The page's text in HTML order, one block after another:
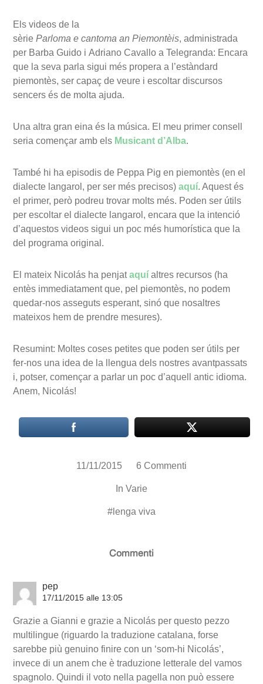
Els videos de la
sèrieParloma e cantoma an Piemontèis, administrada
per Barba Guido i Adriano Cavallo a Telegranda: Encara
que la seva parla sigui més propera a l’estàndard
piemontès, ser capaç de veure i escoltar discursos
sencers és de molta ajuda.
Una altra gran eina és la música. El meu primer consell
seria començar amb els Musicant d’Alba.
També hi ha episodis de Peppa Pig en piemontès (en el
dialecte langarol, per ser més precisos)aquí. Aquest és
el primer, però podreu trovar molts més. Poden ser útils
per escoltar el dialecte langarol, encara que la intenció
d’aquestos videos sigui un poc més humorística que la
del programa original.
El mateix Nicolás ha penjataquí altres recursos (ha
entès immediatament que, pel piemontès, no podem
quedar-nos asseguts esperant, sinó que nosaltres
mateixos hem de prendre mesures).
Resumint: Moltes coses petites que poden ser útils per
fer-nos una idea de la llengua dels nostres avantpassats
i, potser, començar a parlar un poc d’aquell antic idioma.
Anem, Nicolás!
11/11/2015 6 Commenti
In Varie
# lenga viva
Commenti
pep
17/11/2015 alle 13:05
Grazie a Gianni e grazie a Nicolás per questo pezzo
multilingue (riguardo la traduzione catalana, forse
sarebbe più genuino finire con un ‘som-hi Nicolás’,
invece di un anem che è traduzione letterale del vamos
spagnolo. Quindi il voto nella pagella non può essere